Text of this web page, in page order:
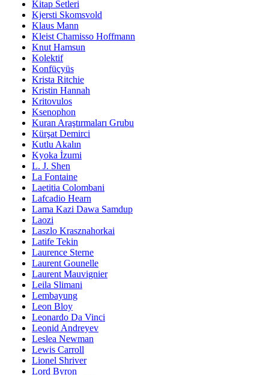
Kitap Setleri
Kjersti Skomsvold
Klaus Mann
Kleist Chamisso Hoffmann
Knut Hamsun
Kolektif
Konfüçyüs
Krista Ritchie
Kristin Hannah
Kritovulos
Ksenophon
Kuran Araştırmaları Grubu
Kürşat Demirci
Kutlu Akalın
Kyoka İzumi
L. J. Shen
La Fontaine
Laetitia Colombani
Lafcadio Hearn
Lama Kazi Dawa Samdup
Laozi
Laszlo Krasznahorkai
Latife Tekin
Laurence Sterne
Laurent Gounelle
Laurent Mauvignier
Leila Slimani
Lembayung
Leon Bloy
Leonardo Da Vinci
Leonid Andreyev
Leslea Newman
Lewis Carroll
Lionel Shriver
Lord Byron